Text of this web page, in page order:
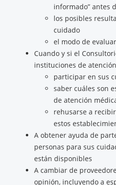
informado” antes
los posibles
cuidado
el modo de
Cuando y si el
instituciones de
participar en sus
saber cuáles son
de atención
rehusarse a
estos
A obtener ayuda de
personas para sus
están disponibles
A cambiar de
opinión, incluyendo a